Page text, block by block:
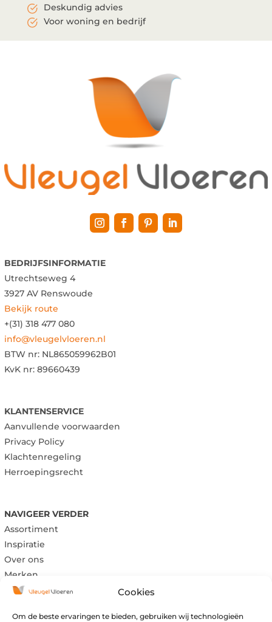
Cookies
Om de beste ervaringen te bieden, gebruiken wij technologieën
Deskundig advies
Voor woning en bedrijf
BEDRIJFSINFORMATIE
Utrechtseweg 4
3927 AV Renswoude
Bekijk route
+(31) 318 477 080
info@vleugelvloeren.nl
BTW nr: NL865059962B01
KvK nr: 89660439
KLANTENSERVICE
Aanvullende voorwaarden
Privacy Policy
Klachtenregeling
Herroepingsrecht
NAVIGEER VERDER
Assortiment
Inspiratie
Over ons
Merken